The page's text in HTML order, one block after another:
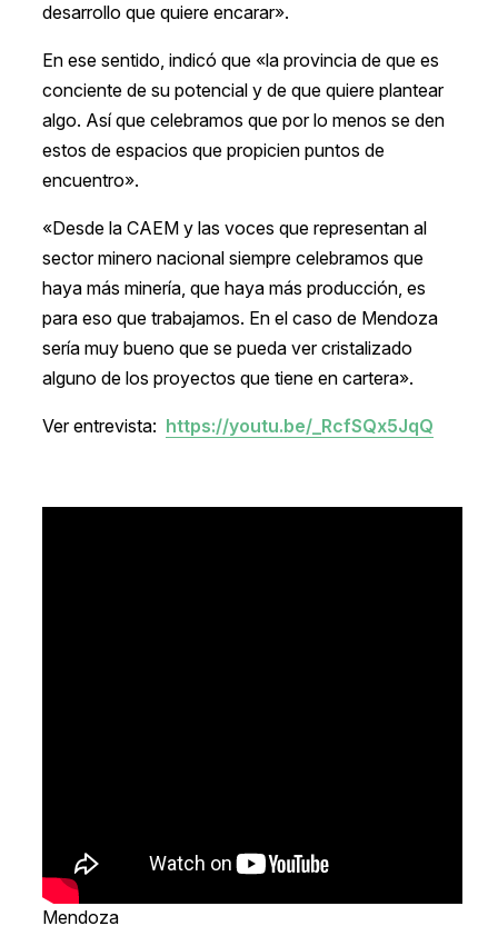
desarrollo que quiere encarar».
En ese sentido, indicó que «la provincia de que es
conciente de su potencial y de que quiere plantear
algo. Así que celebramos que por lo menos se den
estos de espacios que propicien puntos de
encuentro».
«Desde la CAEM y las voces que representan al
sector minero nacional siempre celebramos que
haya más minería, que haya más producción, es
para eso que trabajamos. En el caso de Mendoza
sería muy bueno que se pueda ver cristalizado
alguno de los proyectos que tiene en cartera».
Ver entrevista: https://youtu.be/_RcfSQx5JqQ
Mendoza